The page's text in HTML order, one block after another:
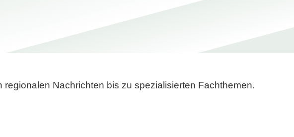
Nachrichten bis zu spezialisierten Fachthemen.